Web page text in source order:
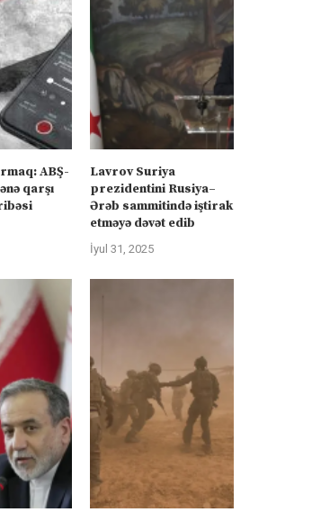
ABŞ-
qarşı
Lavrov Suriya
prezidentini Rusiya–
Ərəb sammitində iştirak
etməyə dəvət edib
İyul 31, 2025